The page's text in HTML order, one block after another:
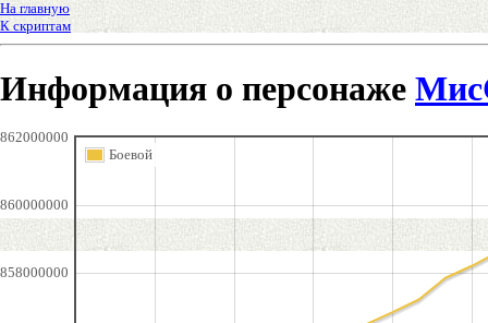
На главную
К скриптам
Информация о персонаже
858000000
860000000
862000000
Боевой